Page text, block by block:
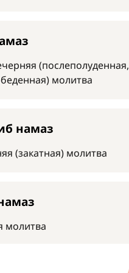
(послеполуденная,
молитва
намаз
(закатная) молитва
молитва